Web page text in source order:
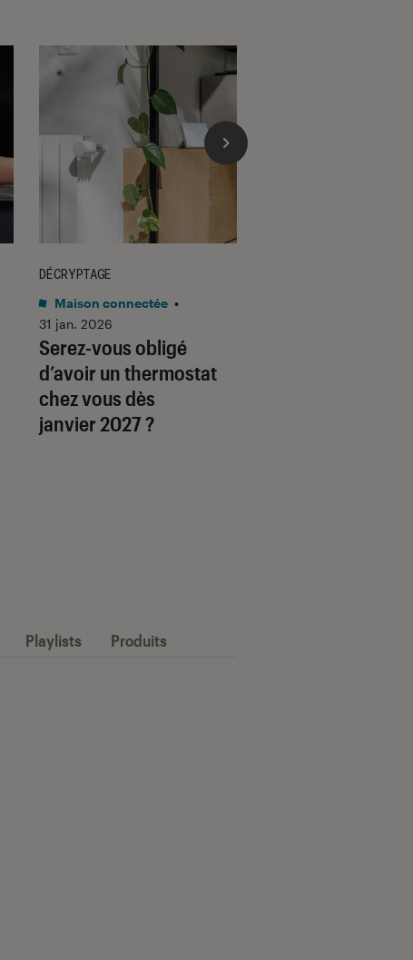
Serez-vous obligé
d’avoir un thermostat
chez vous dès
janvier 2027 ?
DÉCRYPTAGE
Maison connectée •
31 jan. 2026
Playlists Produits